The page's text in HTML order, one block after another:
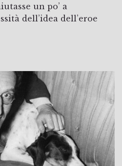
un po’ a
dell’idea dell’eroe